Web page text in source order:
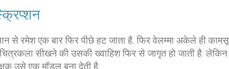
से रमेश एक बार फिर पीछे हट जाता है. फिर वेलम्मा अकेले ही
सीखने की उसकी ख्वाहिश फिर से जागृत हो जाती है.
उसे एक मॉडल बना देती है.